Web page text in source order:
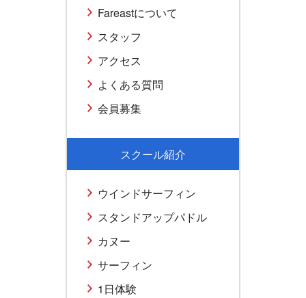
Fareastについて
スタッフ
アクセス
よくある質問
会員募集
スクール紹介
ウインドサーフィン
スタンドアップパドル
カヌー
サーフィン
1日体験